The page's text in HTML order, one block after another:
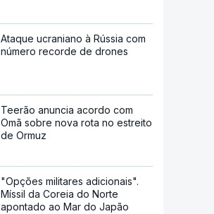
Ataque ucraniano à Rússia com
número recorde de drones
Teerão anuncia acordo com
Omã sobre nova rota no estreito
de Ormuz
"Opções militares adicionais".
Míssil da Coreia do Norte
apontado ao Mar do Japão